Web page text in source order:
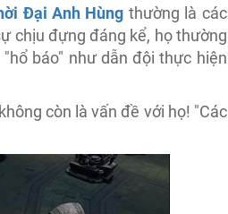
Đại Anh Hùng thường là các
chịu đựng đáng kể, họ thường
báo" như dẫn đội thực hiện
còn là vấn đề với họ! "Các